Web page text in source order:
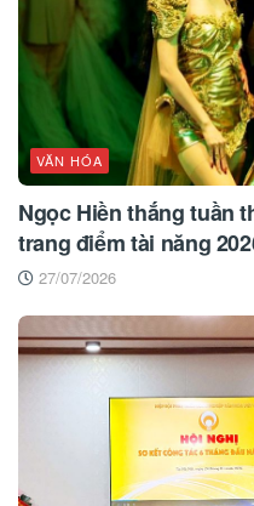
VĂN HÓA
Ngọc Hiền thắng tuần
trang điểm tài năng
27/07/2026